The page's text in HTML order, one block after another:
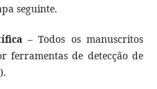
seguinte.
– Todos os manuscritos
ferramentas de detecção de
).